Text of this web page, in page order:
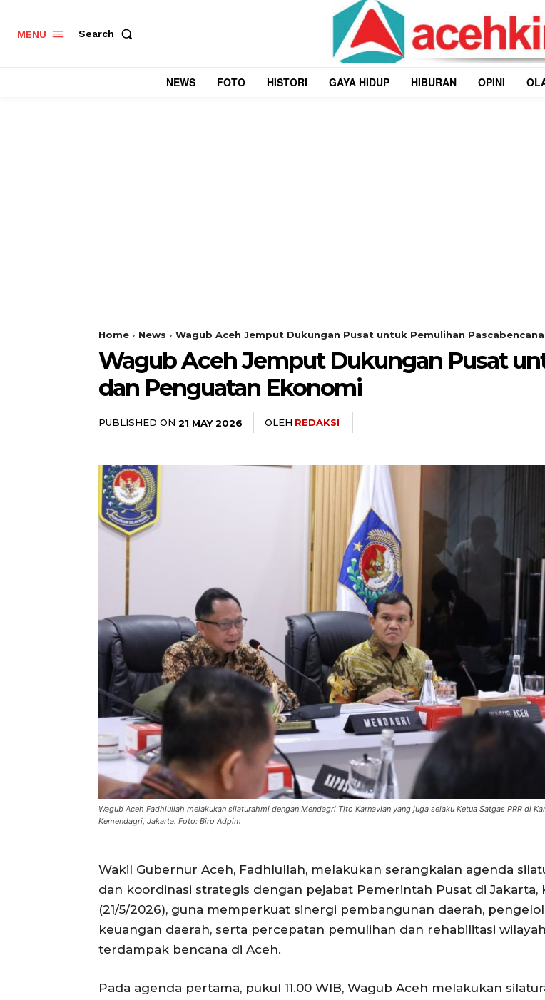
MENU Search
NEWS FOTO HISTORI GAYA HIDUP HIBURAN OPINI
Home News Wagub Aceh Jemput Dukungan Pusat untuk Pemulihan
Wagub Aceh Jemput Dukungan Pusat
dan Penguatan Ekonomi
PUBLISHED ON 21 MAY 2026 OLEH REDAKSI
Wagub Aceh Fadhlullah melakukan silaturahmi dengan Mendagri Tito Karnavian yang juga selaku Ketua Satgas PRR di
Kemendagri, Jakarta. Foto: Biro Adpim
Wakil Gubernur Aceh, Fadhlullah, melakukan serangkaian agenda
dan koordinasi strategis dengan pejabat Pemerintah Pusat di Jakarta,
(21/5/2026), guna memperkuat sinergi pembangunan daerah,
keuangan daerah, serta percepatan pemulihan dan rehabilitasi wilayah
terdampak bencana di Aceh.
Pada agenda pertama, pukul 11.00 WIB, Wagub Aceh melakukan